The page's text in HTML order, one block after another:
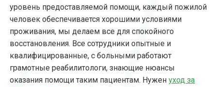
уровень предоставляемой помощи, каждый пожилой
человек обеспечивается хорошими условиями
проживания, мы делаем все для спокойного
восстановления. Все сотрудники опытные и
квалифицированные, с больными работают
грамотные реабилитологи, знающие нюансы
оказания помощи таким пациентам. Нужен уход за